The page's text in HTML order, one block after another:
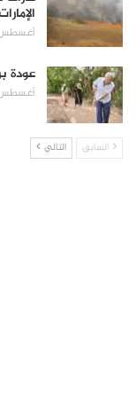
أغسطس 6,
عودة
أغسطس 6,
السابق التالي